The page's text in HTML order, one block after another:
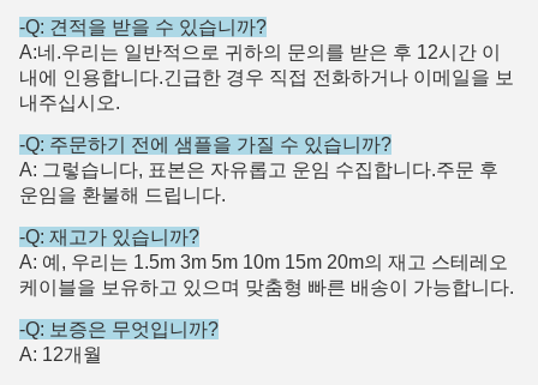
-Q: 견적을 받을 수 있습니까?
A:네.우리는 일반적으로 귀하의 문의를 받은 후 12시간 이
내에 인용합니다.긴급한 경우 직접 전화하거나 이메일을 보
내주십시오.
-Q: 주문하기 전에 샘플을 가질 수 있습니까?
A: 그렇습니다, 표본은 자유롭고 운임 수집합니다.주문 후
운임을 환불해 드립니다.
-Q: 재고가 있습니까?
A: 예, 우리는 1.5m 3m 5m 10m 15m 20m의 재고 스테레오
케이블을 보유하고 있으며 맞춤형 빠른 배송이 가능합니다.
-Q: 보증은 무엇입니까?
A: 12개월